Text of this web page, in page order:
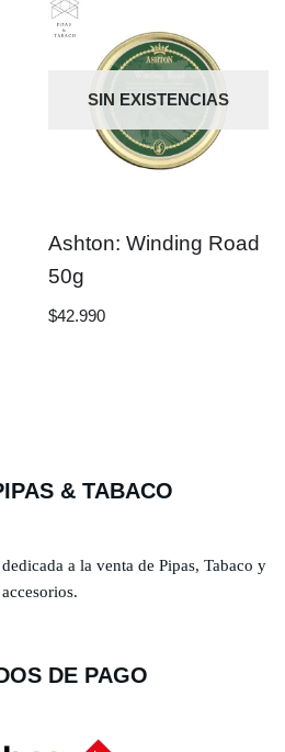
SIN EXISTENCIAS
Ashton: Winding Road
50g
$42.990
& TABACO
a la venta de Pipas, Tabaco y
accesorios.
DE PAGO